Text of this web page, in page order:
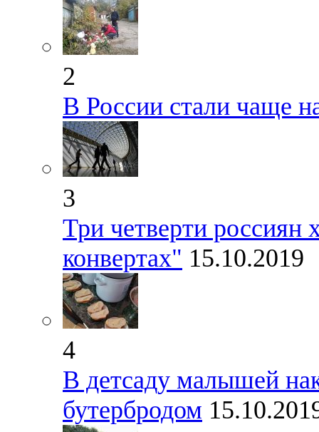
2
В России стали чаще
3
Три четверти россиян
конвертах" 15.10.2019
4
В детсаду малышей
бутербродом